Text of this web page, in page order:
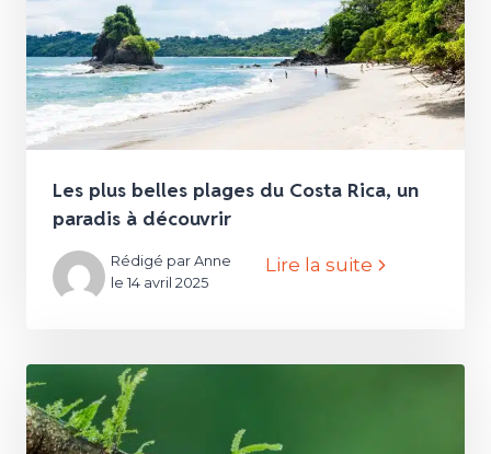
Les plus belles plages du Costa Rica, un
paradis à découvrir
Rédigé par Anne
le 14 avril 2025
Lire la suite